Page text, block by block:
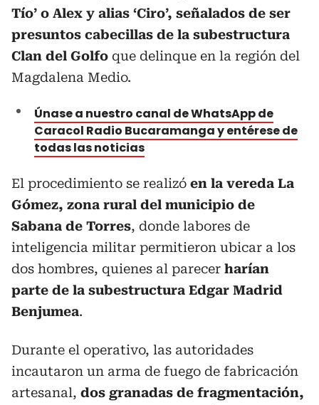
Tío’ o Alex y alias ‘Ciro’, señalados de ser
presuntos cabecillas de la subestructura
Clan del Golfo que delinque en la región del
Magdalena Medio.
Únase a nuestro canal de WhatsApp de
Caracol Radio Bucaramanga y entérese de
todas las noticias
El procedimiento se realizó en la vereda La
Gómez, zona rural del municipio de
Sabana de Torres, donde labores de
inteligencia militar permitieron ubicar a los
dos hombres, quienes al parecer harían
parte de la subestructura Edgar Madrid
Benjumea.
Durante el operativo, las autoridades
incautaron un arma de fuego de fabricación
artesanal, dos granadas de fragmentación,